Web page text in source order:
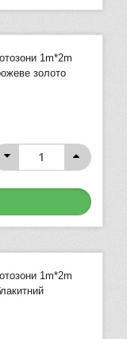
1m*2m
золото
1m*2m